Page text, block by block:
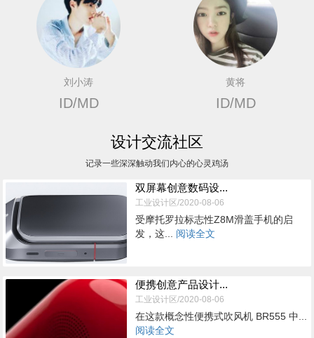
刘小涛
ID/MD
黄将
ID/MD
设计交流社区
记录一些深深触动我们内心的心灵鸡汤
双屏幕创意数码设...
工业设计区/2020-08-06
受摩托罗拉标志性Z8M滑盖手机的启
发，这... 阅读全文
便携创意产品设计...
工业设计区/2020-08-06
在这款概念性便携式吹风机 BR555 中...
阅读全文